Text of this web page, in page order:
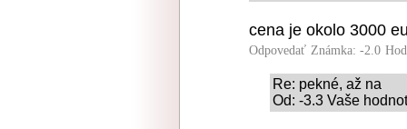
cena je okolo 3000
Odpovedať Známka: -2.0
Re: pekné, až na
Od: -3.3 Vaše